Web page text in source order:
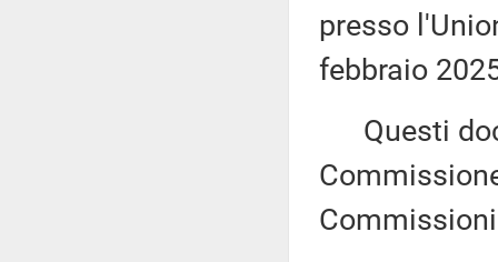
presso
febbraio
Questi